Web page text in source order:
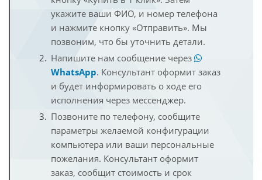
укажите ваши ФИО, и номер телефона
и нажмите кнопку «Отправить». Мы
позвоним, что бы уточнить детали.
Напишите нам сообщение через
WhatsApp. Консультант оформит заказ
и будет информировать о ходе его
исполнения через мессенджер.
Позвоните по телефону, сообщите
параметры желаемой конфигурации
компьютера или ваши персональные
пожелания. Консультант оформит
заказ, сообщит стоимость и срок